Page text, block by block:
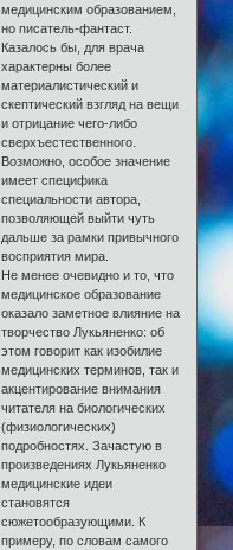
медицинским образованием,
но писатель-фантаст.
Казалось бы, для врача
характерны более
материалистический и
скептический взгляд на вещи
и отрицание чего-либо
сверхъестественного.
Возможно, особое значение
имеет специфика
специальности автора,
позволяющей выйти чуть
дальше за рамки привычного
восприятия мира.
Не менее очевидно и то, что
медицинское образование
оказало заметное влияние на
творчество Лукьяненко: об
этом говорит как изобилие
медицинских терминов, так и
акцентирование внимания
читателя на биологических
(физиологических)
подробностях. Зачастую в
произведениях Лукьяненко
медицинские идеи
становятся
сюжетообразующими. К
примеру, по словам самого